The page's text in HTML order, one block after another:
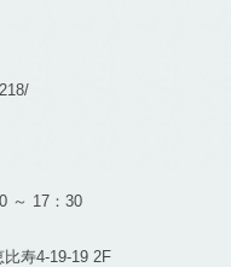
～ 17：30
4-19-19 2F